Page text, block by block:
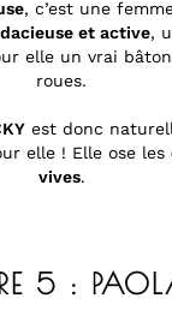
, c’est une
et active,
elle un vrai
roues.
est donc
elle ! Elle ose les
vives.
5 :